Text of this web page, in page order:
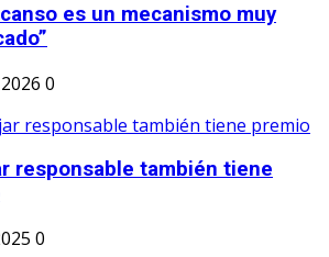
es un mecanismo muy
0
responsable también tiene
0